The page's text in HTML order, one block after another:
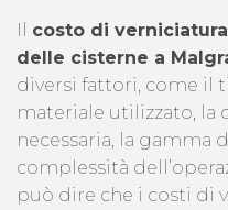
Il costo di
delle cisterne a
diversi fattori, come il
materiale utilizzato, la
necessaria, la gamma
complessità
può dire che i costi di